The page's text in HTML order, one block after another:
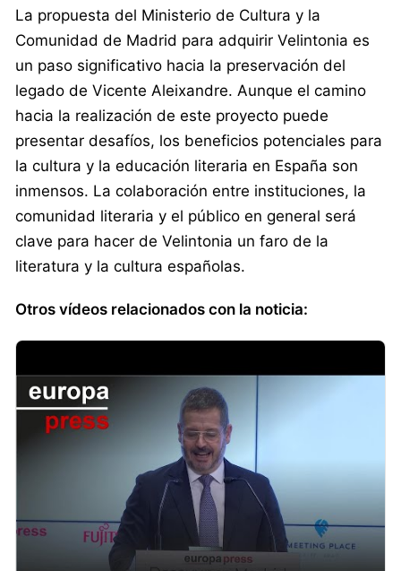
La propuesta del Ministerio de Cultura y la
Comunidad de Madrid para adquirir Velintonia es
un paso significativo hacia la preservación del
legado de Vicente Aleixandre. Aunque el camino
hacia la realización de este proyecto puede
presentar desafíos, los beneficios potenciales para
la cultura y la educación literaria en España son
inmensos. La colaboración entre instituciones, la
comunidad literaria y el público en general será
clave para hacer de Velintonia un faro de la
literatura y la cultura españolas.
Otros vídeos relacionados con la noticia: